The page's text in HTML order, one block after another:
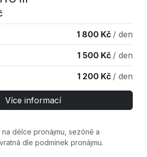
1 800 Kč / den
1 500 Kč / den
1 200 Kč / den
Více informací
délce pronájmu, sezóně a
dle podmínek pronájmu.